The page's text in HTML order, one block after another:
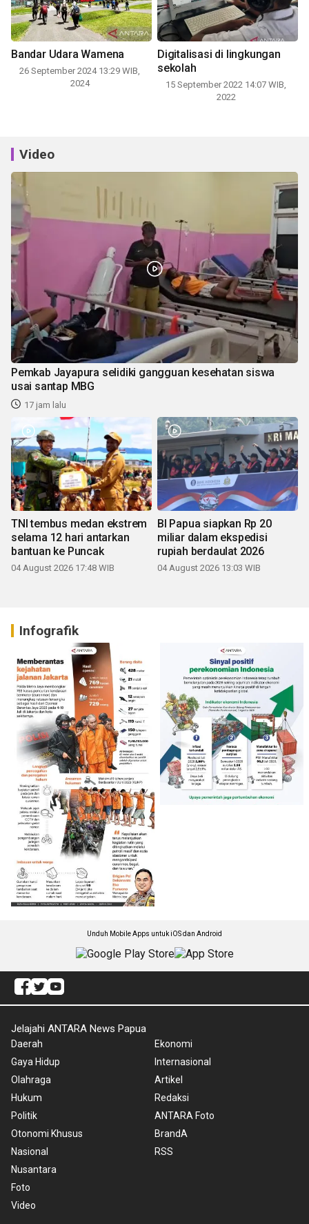
Bandar Udara Wamena
26 September 2024 13:29 WIB,
2024
Digitalisasi di lingkungan
sekolah
15 September 2022 14:07 WIB,
2022
Video
Pemkab Jayapura selidiki gangguan kesehatan siswa
usai santap MBG
17 jam lalu
TNI tembus medan ekstrem
selama 12 hari antarkan
bantuan ke Puncak
04 August 2026 17:48 WIB
BI Papua siapkan Rp 20
miliar dalam ekspedisi
rupiah berdaulat 2026
04 August 2026 13:03 WIB
Infografik
Unduh Mobile Apps untuk iOS dan Android
Jelajahi ANTARA News Papua
Daerah
Gaya Hidup
Olahraga
Hukum
Politik
Otonomi Khusus
Nasional
Nusantara
Foto
Video
Ekonomi
Internasional
Artikel
Redaksi
ANTARA Foto
BrandA
RSS